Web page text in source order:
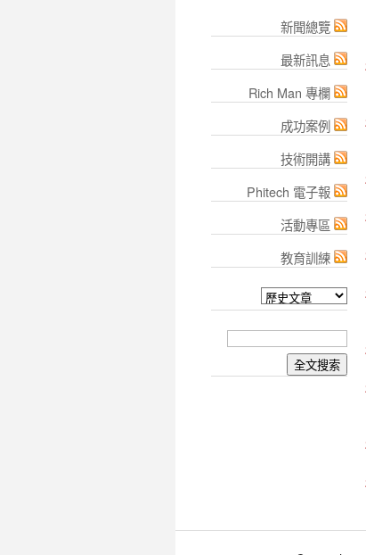
新聞總覽
最新訊息
Rich Man 專欄
成功案例
技術開講
Phitech 電子報
活動專區
教育訓練